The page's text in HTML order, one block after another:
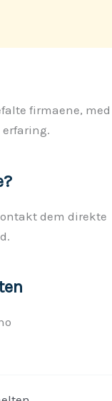
firmaene, med
dem direkte